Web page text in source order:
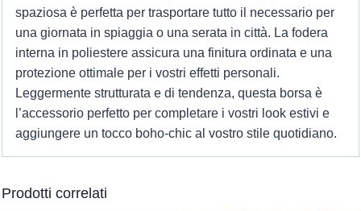
spaziosa è perfetta per trasportare tutto il necessario per
una giornata in spiaggia o una serata in città. La fodera
interna in poliestere assicura una finitura ordinata e una
protezione ottimale per i vostri effetti personali.
Leggermente strutturata e di tendenza, questa borsa è
l’accessorio perfetto per completare i vostri look estivi e
aggiungere un tocco boho-chic al vostro stile quotidiano.
Prodotti correlati